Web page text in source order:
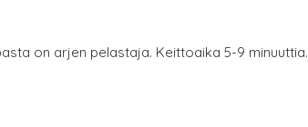
on arjen pelastaja. Keittoaika 5-9 minuuttia.